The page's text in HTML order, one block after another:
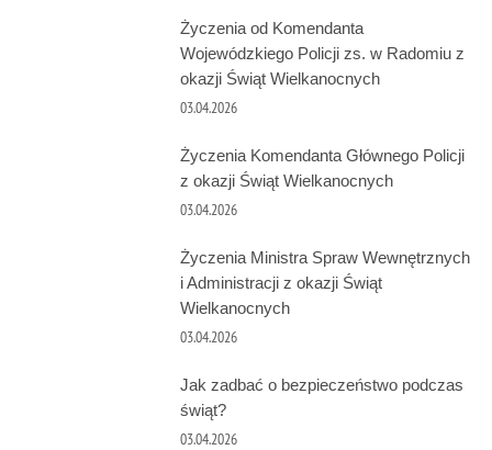
Życzenia od Komendanta
Wojewódzkiego Policji zs. w Radomiu z
okazji Świąt Wielkanocnych
03.04.2026
Życzenia Komendanta Głównego Policji
z okazji Świąt Wielkanocnych
03.04.2026
Życzenia Ministra Spraw Wewnętrznych
i Administracji z okazji Świąt
Wielkanocnych
03.04.2026
Jak zadbać o bezpieczeństwo podczas
świąt?
03.04.2026